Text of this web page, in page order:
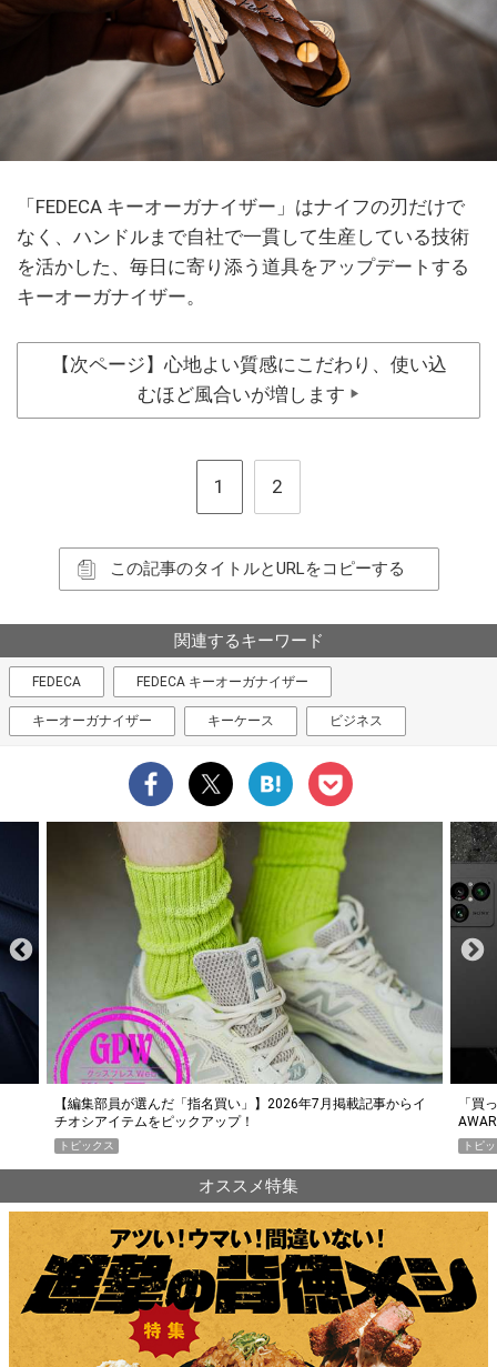
「FEDECA キーオーガナイザー」はナイフの刃だけで
なく、ハンドルまで自社で一貫して生産している技術
を活かした、毎日に寄り添う道具をアップデートする
キーオーガナイザー。
【次ページ】心地よい質感にこだわり、使い込
むほど風合いが増します ▶
1 2
この記事のタイトルとURLをコピーする
関連するキーワード
FEDECA FEDECA キーオーガナイザー
キーオーガナイザー キーケース ビジネス
「買って損なし」の極上スマホ5選【GoodsPress 2026上半期
AWARD】
トピックス
薄着
PR
オススメ特集